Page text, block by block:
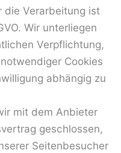
die Verarbeitung ist
Wir unterliegen
Verpflichtung,
Cookies
abhängig zu
mit dem Anbieter
geschlossen,
Seitenbesucher